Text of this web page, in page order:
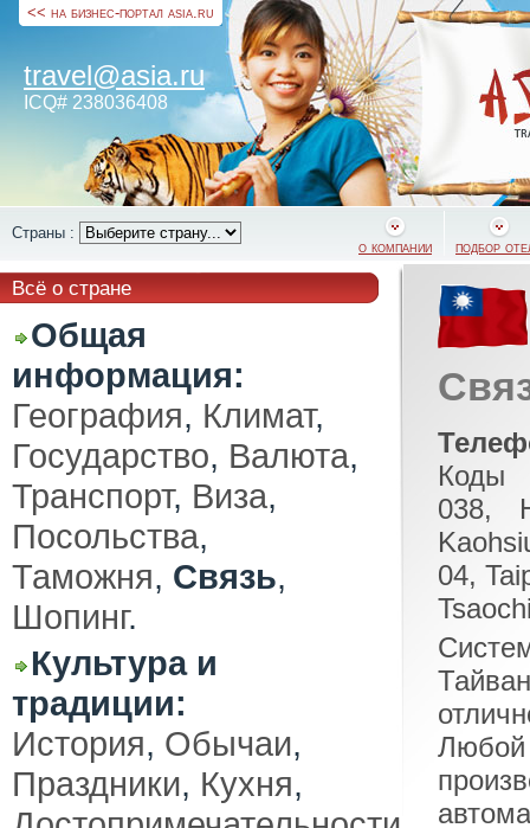
<< на бизнес-портал asia.ru
travel@asia.ru
ICQ# 238036408
Страны :
о компании
подбор
Всё о стране
Общая
информация:
География, Климат,
Государство, Валюта,
Транспорт, Виза,
Посольства,
Таможня, Связь,
Шопинг.
Культура и
традиции:
История, Обычаи,
Праздники, Кухня,
Коды
038,
04,